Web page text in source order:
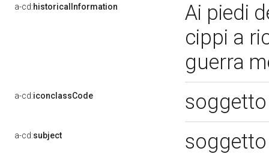
a-cd:historicalInformation
Ai piedi
cippi a
guerra
a-cd:iconclassCode
a-cd:subject